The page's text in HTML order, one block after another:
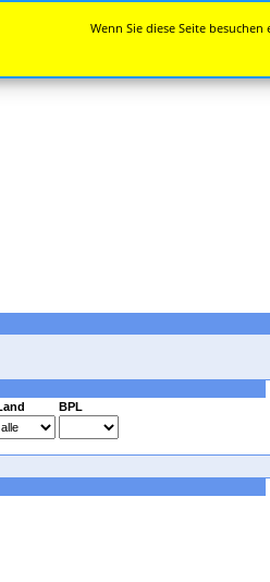
BPL
Wenn Sie diese Seite